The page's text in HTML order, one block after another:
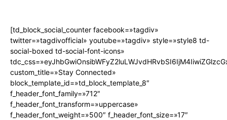
[td_block_social_counter facebook=»tagdiv»
twitter=»tagdivofficial» youtube=»tagdiv» style=»style8 td-
social-boxed td-social-font-icons»
custom_title=»Stay Connected»
block_template_id=»td_block_template_8″
f_header_font_family=»712″
f_header_font_transform=»uppercase»
f_header_font_weight=»500″ f_header_font_size=»17″